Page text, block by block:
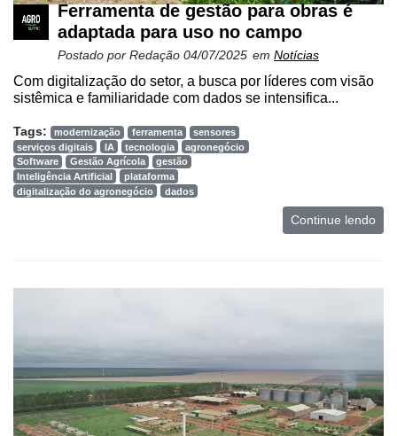
Ferramenta de gestão para obras é
adaptada para uso no campo
Postado por Redação 04/07/2025 em Notícias
Com digitalização do setor, a busca por líderes com visão
sistêmica e familiaridade com dados se intensifica...
Tags: modernização ferramenta
sensores
serviços digitais
IA tecnologia
agronegócio
Software
Gestão Agrícola
gestão
Inteligência Artificial
plataforma
digitalização do agronegócio
dados
Continue lendo